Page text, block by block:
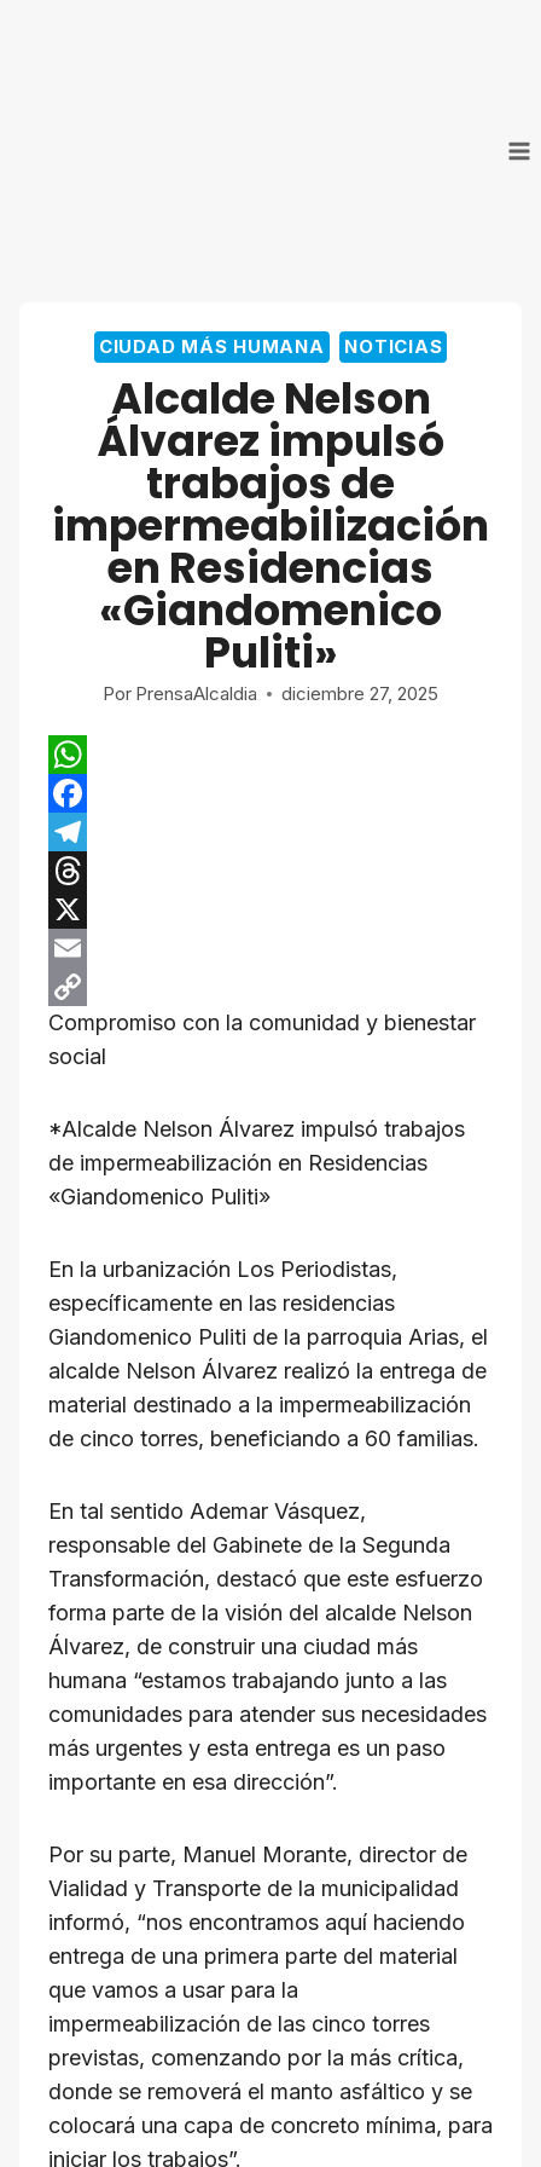
CIUDAD MÁS HUMANA NOTICIAS
Alcalde Nelson
Álvarez impulsó
trabajos de
impermeabilización
en Residencias
«Giandomenico
Puliti»
Por PrensaAlcaldia diciembre 27, 2025
W
h
a
s
A
p
p
F
a
c
e
b
o
o
T
e
e
g
r
m
T
h
r
e
a
s
X
E
m
a
l
C
o
y
L
n
k
Compromiso con la comunidad y bienestar
social
*Alcalde Nelson Álvarez impulsó trabajos
de impermeabilización en Residencias
«Giandomenico Puliti»
En la urbanización Los Periodistas,
específicamente en las residencias
Giandomenico Puliti de la parroquia Arias, el
alcalde Nelson Álvarez realizó la entrega de
material destinado a la impermeabilización
de cinco torres, beneficiando a 60 familias.
En tal sentido Ademar Vásquez,
responsable del Gabinete de la Segunda
Transformación, destacó que este esfuerzo
forma parte de la visión del alcalde Nelson
Álvarez, de construir una ciudad más
humana “estamos trabajando junto a las
comunidades para atender sus necesidades
más urgentes y esta entrega es un paso
importante en esa dirección”.
Por su parte, Manuel Morante, director de
Vialidad y Transporte de la municipalidad
informó, “nos encontramos aquí haciendo
entrega de una primera parte del material
que vamos a usar para la
impermeabilización de las cinco torres
previstas, comenzando por la más crítica,
donde se removerá el manto asfáltico y se
colocará una capa de concreto mínima, para
iniciar los trabajos”.